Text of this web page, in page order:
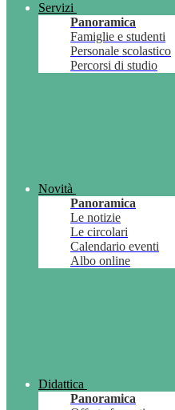
Servizi
Panoramica
Famiglie e studenti
Personale scolastico
Percorsi di studio
Novità
Panoramica
Le notizie
Le circolari
Calendario eventi
Albo online
Didattica
Panoramica